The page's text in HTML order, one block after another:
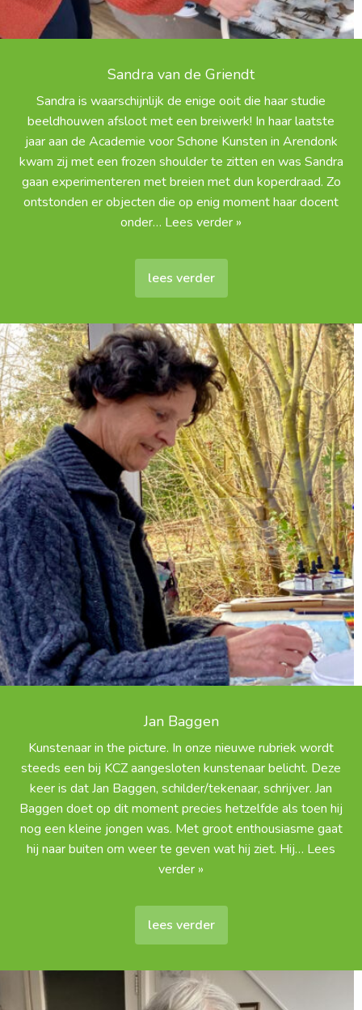
Sandra van de Griendt
Sandra is waarschijnlijk de enige ooit die haar studie
beeldhouwen afsloot met een breiwerk! In haar laatste
jaar aan de Academie voor Schone Kunsten in Arendonk
kwam zij met een frozen shoulder te zitten en was Sandra
gaan experimenteren met breien met dun koperdraad. Zo
ontstonden er objecten die op enig moment haar docent
onder… Lees verder »
lees verder
Jan Baggen
Kunstenaar in the picture. In onze nieuwe rubriek wordt
steeds een bij KCZ aangesloten kunstenaar belicht. Deze
keer is dat Jan Baggen, schilder/tekenaar, schrijver. Jan
Baggen doet op dit moment precies hetzelfde als toen hij
nog een kleine jongen was. Met groot enthousiasme gaat
hij naar buiten om weer te geven wat hij ziet. Hij… Lees
verder »
lees verder